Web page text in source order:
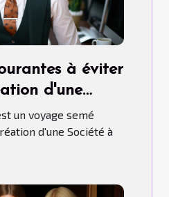
à éviter
d'une
un voyage semé
d'une Société à